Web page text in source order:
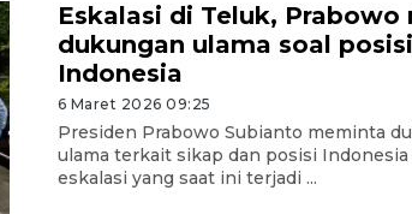
Eskalasi di Teluk, Prabowo
dukungan ulama soal posisi
Indonesia
6 Maret 2026 09:25
Presiden Prabowo Subianto meminta
ulama terkait sikap dan posisi
eskalasi yang saat ini terjadi ...